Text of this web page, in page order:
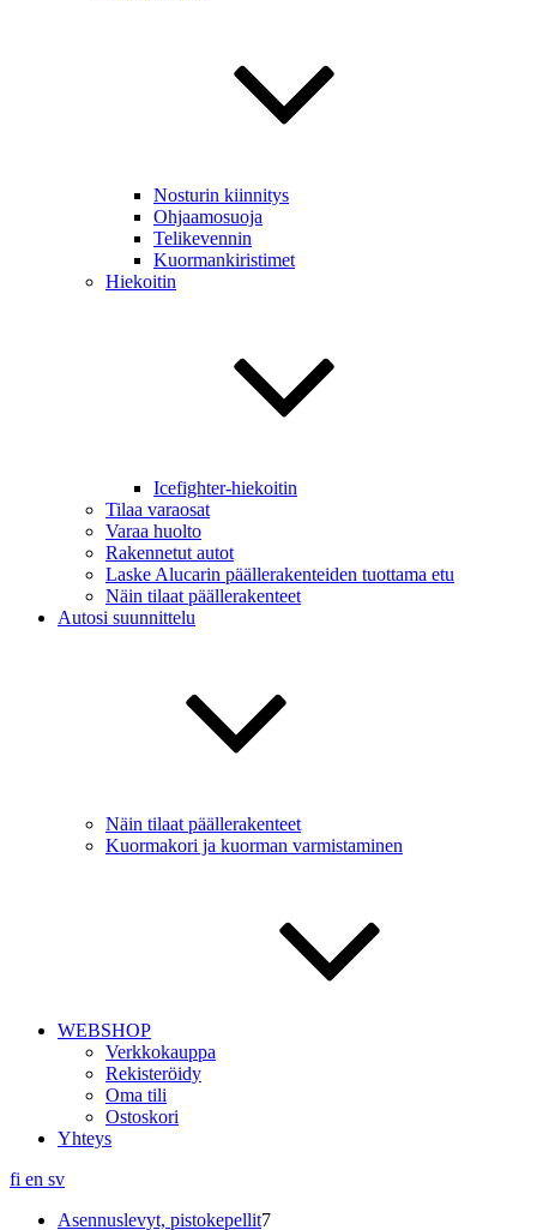
Nosturin kiinnitys
Ohjaamosuoja
Telikevennin
Kuormankiristimet
Hiekoitin
Icefighter-hiekoitin
Tilaa varaosat
Varaa huolto
Rakennetut autot
Laske Alucarin päällerakenteiden tuottama etu
Näin tilaat päällerakenteet
Autosi suunnittelu
Näin tilaat päällerakenteet
Kuormakori ja kuorman varmistaminen
WEBSHOP
Verkkokauppa
Rekisteröidy
Oma tili
Ostoskori
Yhteys
fi en sv
Asennuslevyt, pistokepellit77